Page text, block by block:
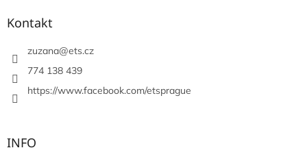
Kontakt
zuzana@ets.cz
774 138 439
https://www.facebook.com/etsprague
INFO